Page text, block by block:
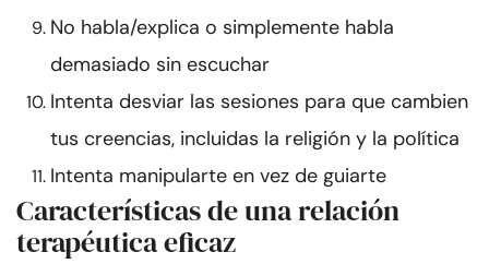
No habla/explica o simplemente habla
demasiado sin escuchar
Intenta desviar las sesiones para que cambien
tus creencias, incluidas la religión y la política
Intenta manipularte en vez de guiarte
Características de una relación
terapéutica eficaz